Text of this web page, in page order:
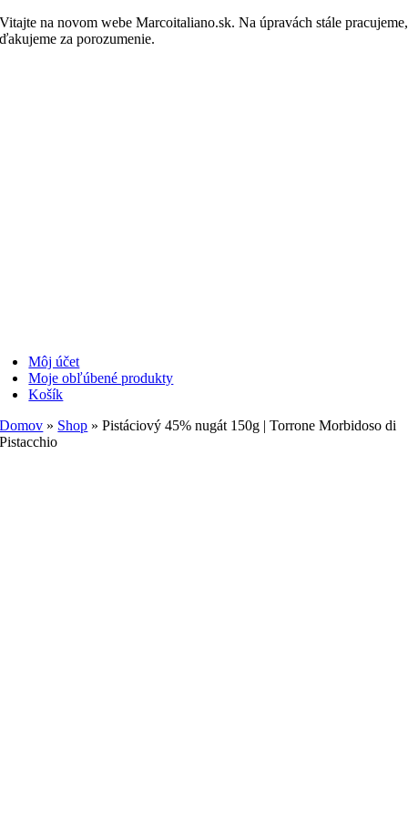
Skip
to
Vitajte na novom webe Marcoitaliano.sk. Na úpravách stále pracujeme,
ďakujeme za porozumenie.
Môj účet
Moje obľúbené produkty
Košík
Domov » Shop »Pistáciový 45% nugát 150g | Torrone Morbidoso di
Pistacchio